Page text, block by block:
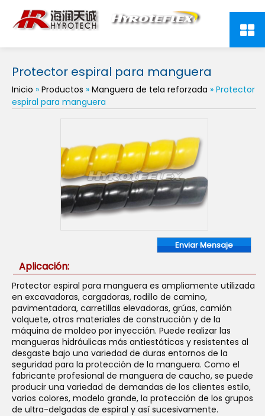
Protector espiral para manguera
Inicio » Productos » Manguera de tela reforzada » Protector
espiral para manguera
Enviar Mensaje
Aplicación:
Protector espiral para manguera es ampliamente utilizada
en excavadoras, cargadoras, rodillo de camino,
pavimentadora, carretillas elevadoras, grúas, camión
volquete, otros materiales de construcción y de la
máquina de moldeo por inyección. Puede realizar las
mangueras hidráulicas más antiestáticas y resistentes al
desgaste bajo una variedad de duras entornos de la
seguridad para la protección de la manguera. Como el
fabricante profesional de manguera de caucho, se puede
producir una variedad de demandas de los clientes estilo,
varios colores, modelo grande, la protección de los grupos
de ultra-delgadas de espiral y así sucesivamente.